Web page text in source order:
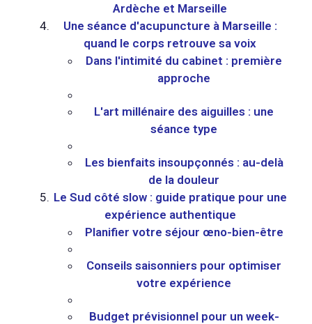
Ardèche et Marseille
Une séance d'acupuncture à Marseille :
quand le corps retrouve sa voix
Dans l'intimité du cabinet : première
approche
L'art millénaire des aiguilles : une
séance type
Les bienfaits insoupçonnés : au-delà
de la douleur
Le Sud côté slow : guide pratique pour une
expérience authentique
Planifier votre séjour œno-bien-être
Conseils saisonniers pour optimiser
votre expérience
Budget prévisionnel pour un week-